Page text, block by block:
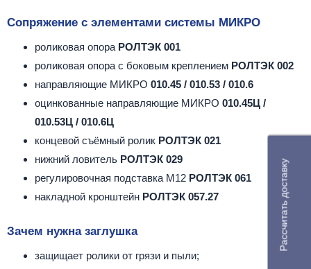
Сопряжение с элементами системы МИКРО
роликовая опора РОЛТЭК 001
роликовая опора с боковым креплением РОЛТЭК 002
направляющие МИКРО 010.45 / 010.53 / 010.6
оцинкованные направляющие МИКРО 010.45Ц /
010.53Ц / 010.6Ц
концевой съёмный ролик РОЛТЭК 021
нижний ловитель РОЛТЭК 029
регулировочная подставка М12 РОЛТЭК 061
накладной кронштейн РОЛТЭК 057.27
Зачем нужна заглушка
защищает ролики от грязи и пыли;
Рассчитать доставку